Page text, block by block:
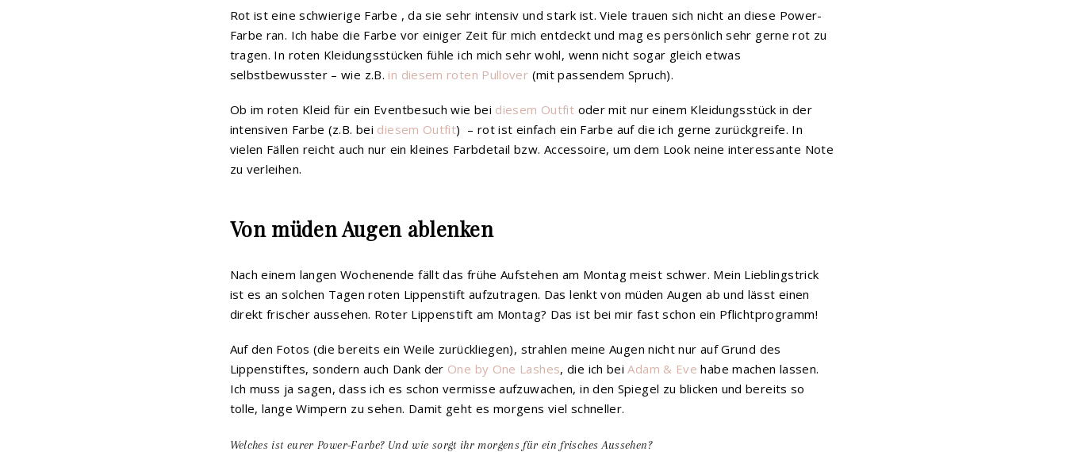
Rot ist eine schwierige Farbe , da sie sehr intensiv und stark ist. Viele trauen sich nicht an diese Power-
Farbe ran. Ich habe die Farbe vor einiger Zeit für mich entdeckt und mag es persönlich sehr gerne rot zu
tragen. In roten Kleidungsstücken fühle ich mich sehr wohl, wenn nicht sogar gleich etwas
selbstbewusster – wie z.B. in diesem roten Pullover (mit passendem Spruch).
Ob im roten Kleid für ein Eventbesuch wie bei diesem Outfit oder mit nur einem Kleidungsstück in der
intensiven Farbe (z.B. bei diesem Outfit) – rot ist einfach ein Farbe auf die ich gerne zurückgreife. In
vielen Fällen reicht auch nur ein kleines Farbdetail bzw. Accessoire, um dem Look neine interessante Note
zu verleihen.
Von müden Augen ablenken
Nach einem langen Wochenende fällt das frühe Aufstehen am Montag meist schwer. Mein Lieblingstrick
ist es an solchen Tagen roten Lippenstift aufzutragen. Das lenkt von müden Augen ab und lässt einen
direkt frischer aussehen. Roter Lippenstift am Montag? Das ist bei mir fast schon ein Pflichtprogramm!
Auf den Fotos (die bereits ein Weile zurückliegen), strahlen meine Augen nicht nur auf Grund des
Lippenstiftes, sondern auch Dank der One by One Lashes, die ich beiAdam & Eve habe machen lassen.
Ich muss ja sagen, dass ich es schon vermisse aufzuwachen, in den Spiegel zu blicken und bereits so
tolle, lange Wimpern zu sehen. Damit geht es morgens viel schneller.
Welches ist eurer Power-Farbe? Und wie sorgt ihr morgens für ein frisches Aussehen?